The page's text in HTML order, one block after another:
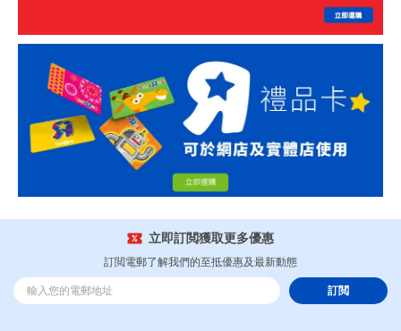
立即訂閲獲取更多優惠
訂閲電郵了解我們的至抵優惠及最新動態
訂閲